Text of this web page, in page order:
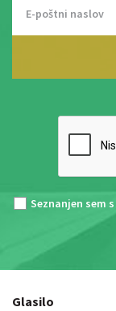
Seznanjen sem s
Glasilo